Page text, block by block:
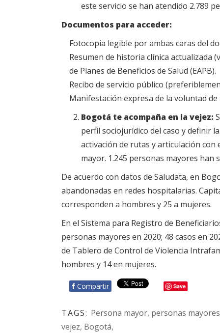
este servicio se han atendido 2.789
Documentos para acceder:
Fotocopia legible por ambas caras del
Resumen de historia clínica actualizada
de Planes de Beneficios de Salud (EAPB).
Recibo de servicio público
Manifestación expresa de la voluntad
Bogotá te acompaña en la vejez:
perfil sociojurídico del caso y definir
activación de rutas y articulación
mayor. 1.245 personas mayores
De acuerdo con datos de Saludata, en
abandonadas en redes hospitalarias.
corresponden a hombres y 25 a mujeres.
En el Sistema para Registro de
personas mayores en 2020; 48 casos en
de Tablero de Control de Violencia
hombres y 14 en mujeres.
f Compartir Save
TAGS: Persona mayor, personas
vejez, Bogotá,